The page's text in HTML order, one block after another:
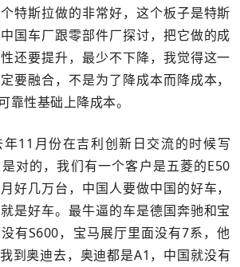
特斯拉做的非常好，这个板子是特斯
国车厂跟零部件厂探讨，把它做的成
还要提升，最少不下降，我觉得这一
要融合，不是为了降成本而降成本，
可靠性基础上降成本。
11月份在吉利创新日交流的时候写
对的，我们有一个客户是五菱的E50
好几万台，中国人要做中国的好车，
是好车。最牛逼的车是德国奔驰和宝
有S600，宝马展厅里面没有7系，他
到奥迪去，奥迪都是A1，中国就没有